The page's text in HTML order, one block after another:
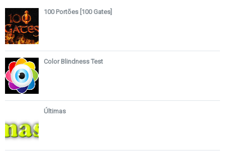
100 Portões [100 Gates]
Color Blindness Test
Últimas